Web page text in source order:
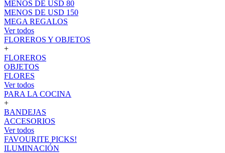
MENOS DE USD 80
MENOS DE USD 150
MEGA REGALOS
Ver todos
FLOREROS Y OBJETOS
+
FLOREROS
OBJETOS
FLORES
Ver todos
PARA LA COCINA
+
BANDEJAS
ACCESORIOS
Ver todos
FAVOURITE PICKS!
ILUMINACIÓN